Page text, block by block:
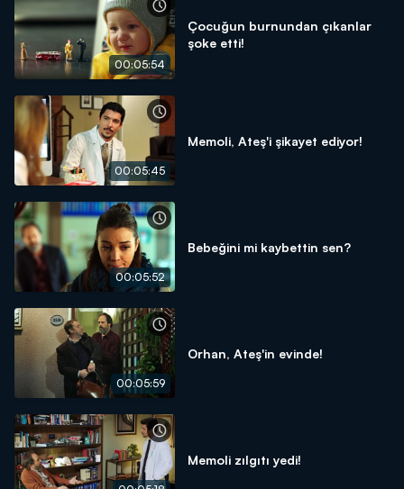
00:05:54
Çocuğun burnundan çıkanlar
şoke etti!
00:05:45
Memoli, Ateş'i şikayet ediyor!
00:05:52
Bebeğini mi kaybettin sen?
00:05:59
Orhan, Ateş'in evinde!
Memoli zılgıtı yedi!